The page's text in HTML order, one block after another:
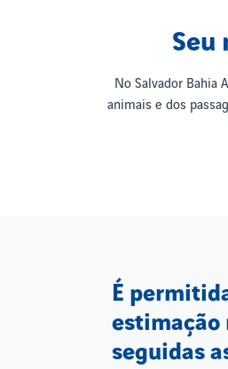
Seu
No Salvador Bahia
animais e dos
É
estimação
seguidas